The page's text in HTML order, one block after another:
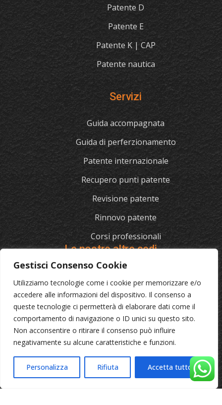
Gestisci Consenso Cookie
Utilizziamo tecnologie come i cookie per memorizzare e/o
accedere alle informazioni del dispositivo. Il consenso a
queste tecnologie ci permetterà di elaborare dati come il
comportamento di navigazione o ID unici su questo sito.
Non acconsentire o ritirare il consenso può influire
negativamente su alcune caratteristiche e funzioni.
Personalizza Rifiuta Accetta tutto
Patente D
Patente E
Patente K | CAP
Patente nautica
Servizi
Guida accompagnata
Guida di perferzionamento
Patente internazionale
Recupero punti patente
Revisione patente
Rinnovo patente
Corsi professionali
Le nostre altre sedi
L'AUTOSCUOLA
070/721841
Via Cagliari 129, 09012 Capoterra (Ca)
© 2023 L'Autoscuola • Partita IVA: 04046040921 •Privacy
Cookie Policy